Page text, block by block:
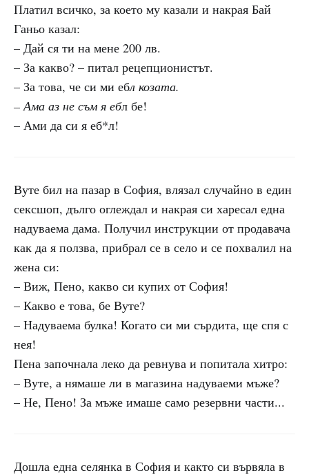
Платил всичко, за което му казали и накрая Бай
Ганьо казал:
– Дай ся ти на мене 200 лв.
– За какво? – питал рецепционистът.
– За това, че си ми ебл козата.
– Ама аз не съм я ебл бе!
– Ами да си я еб*л!
Вуте бил на пазар в София, влязал случайно в един
сексшоп, дълго оглеждал и накрая си харесал една
надуваема дама. Получил инструкции от продавача
как да я ползва, прибрал се в село и се похвалил на
жена си:
– Виж, Пено, какво си купих от София!
– Какво е това, бе Вуте?
– Надуваема булка! Когато си ми сърдита, ще спя с
нея!
Пена започнала леко да ревнува и попитала хитро:
– Вуте, а нямаше ли в магазина надуваеми мъже?
– Не, Пено! За мъже имаше само резервни части...
Дошла една селянка в София и както си вървяла в